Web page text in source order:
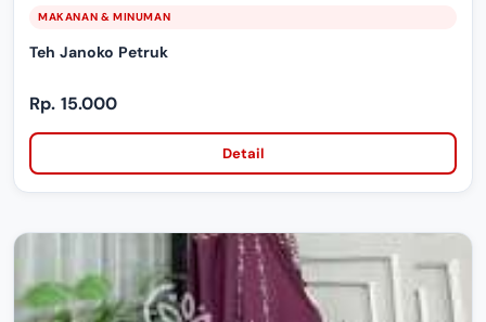
MAKANAN & MINUMAN
Teh Janoko Petruk
Rp. 15.000
Detail